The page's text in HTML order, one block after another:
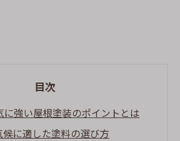
目次
に強い屋根塗装のポイントとは
候に適した塗料の選び方